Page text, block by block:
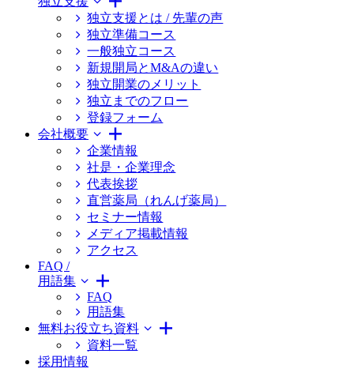
独立支援とは / 先輩の声
独立準備コース
一般独立コース
新規開局とM&Aの違い
独立開業のメリット
独立までのフロー
登録フォーム
会社概要
企業情報
社是・企業理念
代表挨拶
直営薬局（れんげ薬局）
セミナー情報
メディア掲載情報
アクセス
FAQ /
用語集
FAQ
用語集
無料お役立ち資料
資料一覧
採用情報